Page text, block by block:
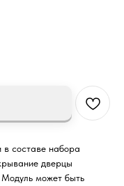
составе набора
дверцы
Модуль может быть